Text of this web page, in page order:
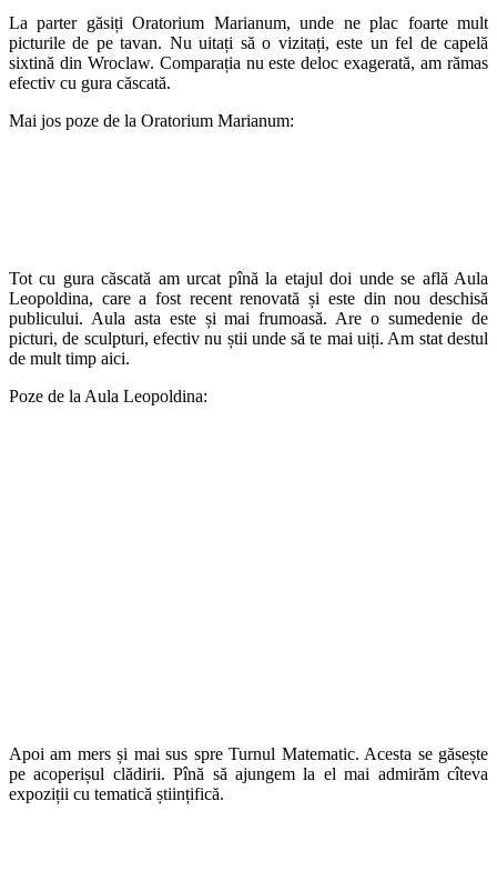
La parter găsiți Oratorium Marianum, unde ne plac foarte mult
picturile de pe tavan. Nu uitați să o vizitați, este un fel de capelă
sixtină din Wroclaw. Comparația nu este deloc exagerată, am rămas
efectiv cu gura căscată.
Mai jos poze de la Oratorium Marianum:
Tot cu gura căscată am urcat pînă la etajul doi unde se află Aula
Leopoldina, care a fost recent renovată și este din nou deschisă
publicului. Aula asta este și mai frumoasă. Are o sumedenie de
picturi, de sculpturi, efectiv nu știi unde să te mai uiți. Am stat destul
de mult timp aici.
Poze de la Aula Leopoldina:
Apoi am mers și mai sus spre Turnul Matematic. Acesta se găsește
pe acoperișul clădirii. Pînă să ajungem la el mai admirăm cîteva
expoziții cu tematică științifică.